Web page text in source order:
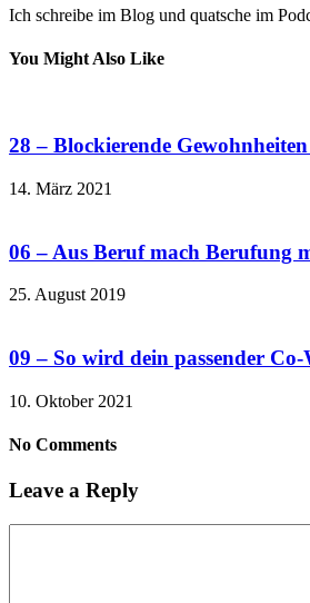
Ich schreibe im Blog und quatsche im
You Might Also Like
28 – Blockierende
14. März 2021
06 – Aus Beruf mach Berufung
25. August 2019
09 – So wird dein passender
10. Oktober 2021
No Comments
Leave a Reply